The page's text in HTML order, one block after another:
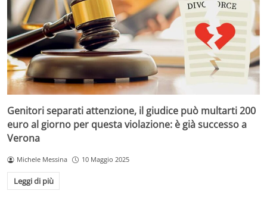
Genitori separati attenzione, il giudice può multarti 200
euro al giorno per questa violazione: è già successo a
Verona
Michele Messina 10 Maggio 2025
Leggi di più